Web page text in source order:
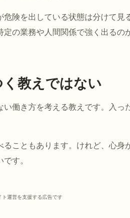
険を出している状態は分けて見
の業務や人間関係で強く出るの
教えではない
働き方を考える教えです。入っ
こともあります。けれど、心身
す。
ト運営を支援する広告です